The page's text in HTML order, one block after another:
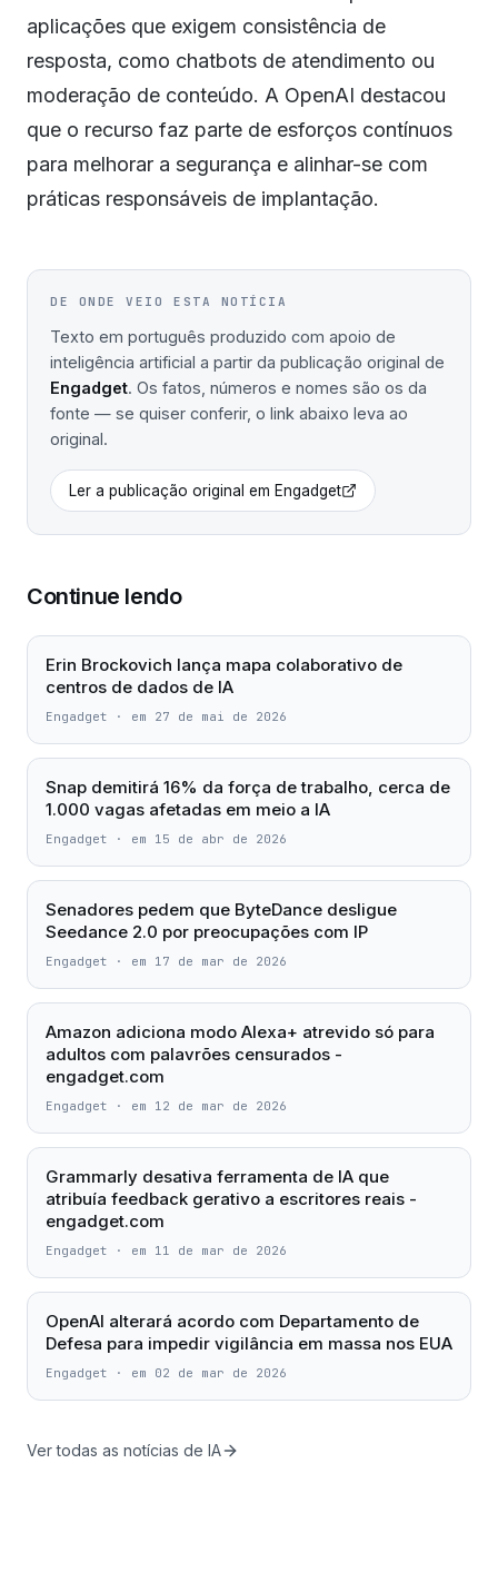
aplicações que exigem consistência de
resposta, como chatbots de atendimento ou
moderação de conteúdo. A OpenAI destacou
que o recurso faz parte de esforços contínuos
para melhorar a segurança e alinhar-se com
práticas responsáveis de implantação.
DE ONDE VEIO ESTA NOTÍCIA
Texto em português produzido com apoio de
inteligência artificial a partir da publicação original de
Engadget. Os fatos, números e nomes são os da
fonte — se quiser conferir, o link abaixo leva ao
original.
Ler a publicação original em Engadget
Continue lendo
Erin Brockovich lança mapa colaborativo de
centros de dados de IA
Engadget · em 27 de mai de 2026
Snap demitirá 16% da força de trabalho, cerca de
1.000 vagas afetadas em meio a IA
Engadget · em 15 de abr de 2026
Senadores pedem que ByteDance desligue
Seedance 2.0 por preocupações com IP
Engadget · em 17 de mar de 2026
Amazon adiciona modo Alexa+ atrevido só para
adultos com palavrões censurados -
engadget.com
Engadget · em 12 de mar de 2026
Grammarly desativa ferramenta de IA que
atribuía feedback gerativo a escritores reais -
engadget.com
Engadget · em 11 de mar de 2026
OpenAI alterará acordo com Departamento de
Defesa para impedir vigilância em massa nos EUA
Engadget · em 02 de mar de 2026
Ver todas as notícias de IA